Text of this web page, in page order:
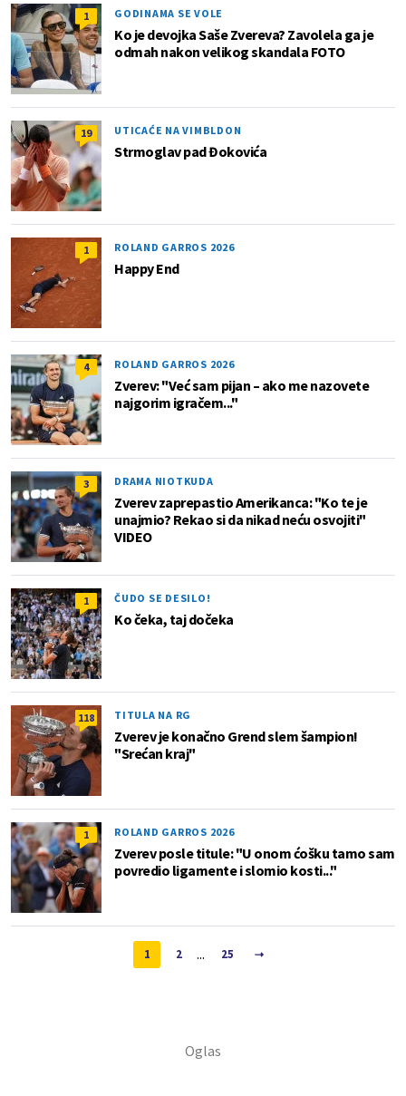
1 GODINAMA SE VOLE
Ko je devojka Saše Zvereva? Zavolela ga je
odmah nakon velikog skandala FOTO
19 UTICAĆE NA VIMBLDON
Strmoglav pad Đokovića
1 ROLAND GARROS 2026
Happy End
4 ROLAND GARROS 2026
Zverev: "Već sam pijan – ako me nazovete
najgorim igračem..."
3 DRAMA NIOTKUDA
Zverev zaprepastio Amerikanca: "Ko te je
unajmio? Rekao si da nikad neću osvojiti"
VIDEO
1 ČUDO SE DESILO!
Ko čeka, taj dočeka
118 TITULA NA RG
Zverev je konačno Grend slem šampion!
"Srećan kraj"
1 ROLAND GARROS 2026
Zverev posle titule: "U onom ćošku tamo sam
povredio ligamente i slomio kosti..."
1 2 ... 25